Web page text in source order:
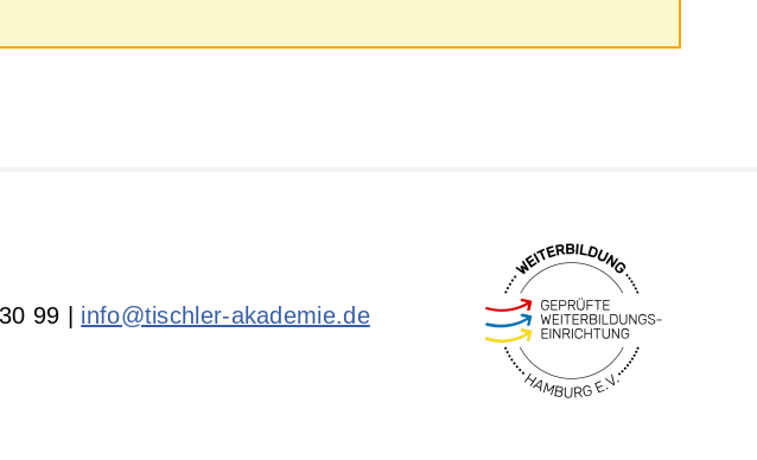
99 | info@tischler-akademie.de